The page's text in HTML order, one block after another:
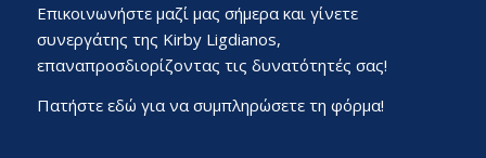
Επικοινωνήστε μαζί μας σήμερα και γίνετε
συνεργάτης της Kirby Ligdianos,
επαναπροσδιορίζοντας τις δυνατότητές σας!
Πατήστε εδώ για να συμπληρώσετε τη φόρμα!